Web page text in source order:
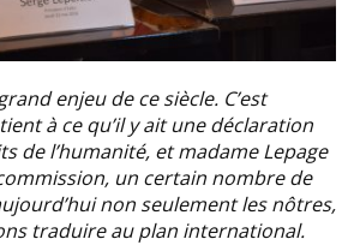
enjeu de ce siècle. C’est
à ce qu’il y ait une déclaration
de l’humanité, et madame Lepage
un certain nombre de
non seulement les nôtres,
traduire au plan international.